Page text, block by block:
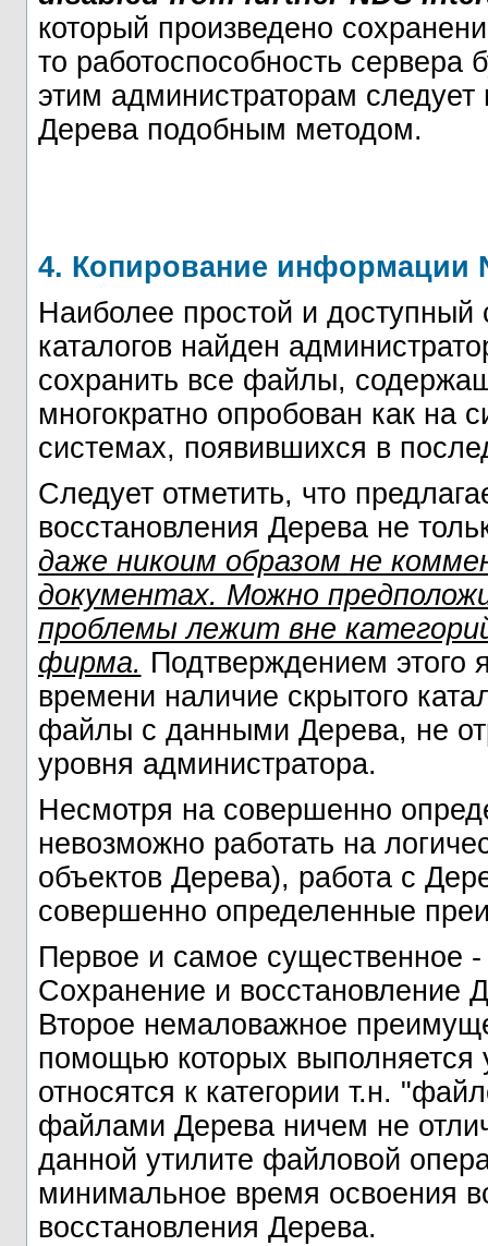
который произведено
то работоспособность
этим администраторам
Дерева подобным методом.
4. Копирование информации
Наиболее простой и
каталогов найден
сохранить все файлы,
многократно опробован как на
системах, появившихся в
Следует отметить, что
восстановления Дерева не
даже никоим образом не
документах. Можно
проблемы лежит вне
фирма. Подтверждением этого
времени наличие скрытого
файлы с данными Дерева, не
уровня администратора.
Несмотря на совершенно
невозможно работать на
объектов Дерева), работа с
совершенно определенные
Первое и самое существенное -
Сохранение и восстановление
Второе немаловажное
помощью которых выполняется
относятся к категории т.н.
файлами Дерева ничем не
данной утилите файловой
минимальное время освоения
восстановления Дерева.